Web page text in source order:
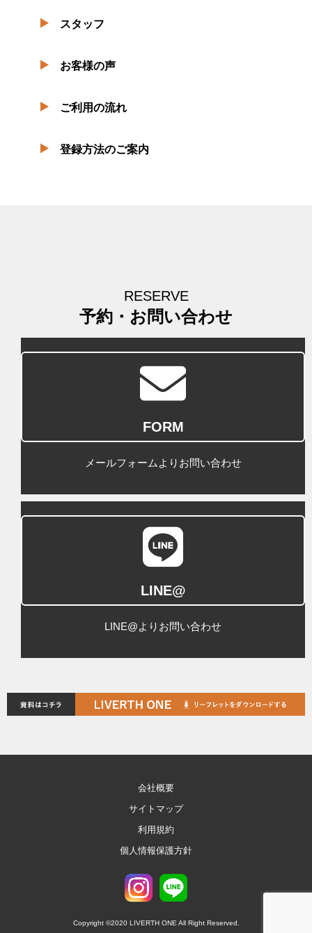
スタッフ
お客様の声
ご利用の流れ
登録方法のご案内
RESERVE
予約・お問い合わせ
FORM
メールフォームよりお問い合わせ
LINE@
LINE@よりお問い合わせ
会社概要
サイトマップ
利用規約
個人情報保護方針
Copyright ©2020 LIVERTH ONE All Right Reserved.